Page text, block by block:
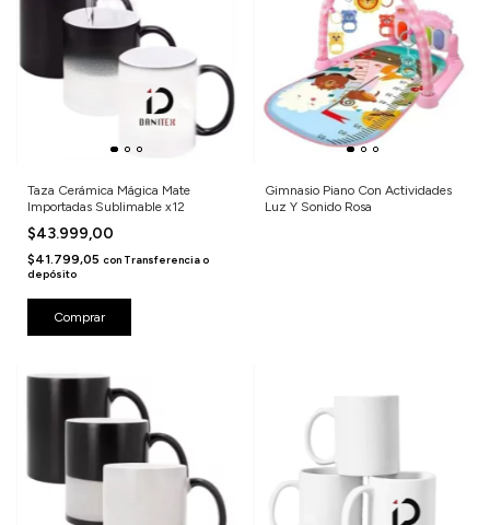
Taza Cerámica Mágica Mate
Importadas Sublimable x12
$43.999,00
$41.799,05 con Transferencia o
depósito
Comprar
Gimnasio Piano Con Actividades
Luz Y Sonido Rosa